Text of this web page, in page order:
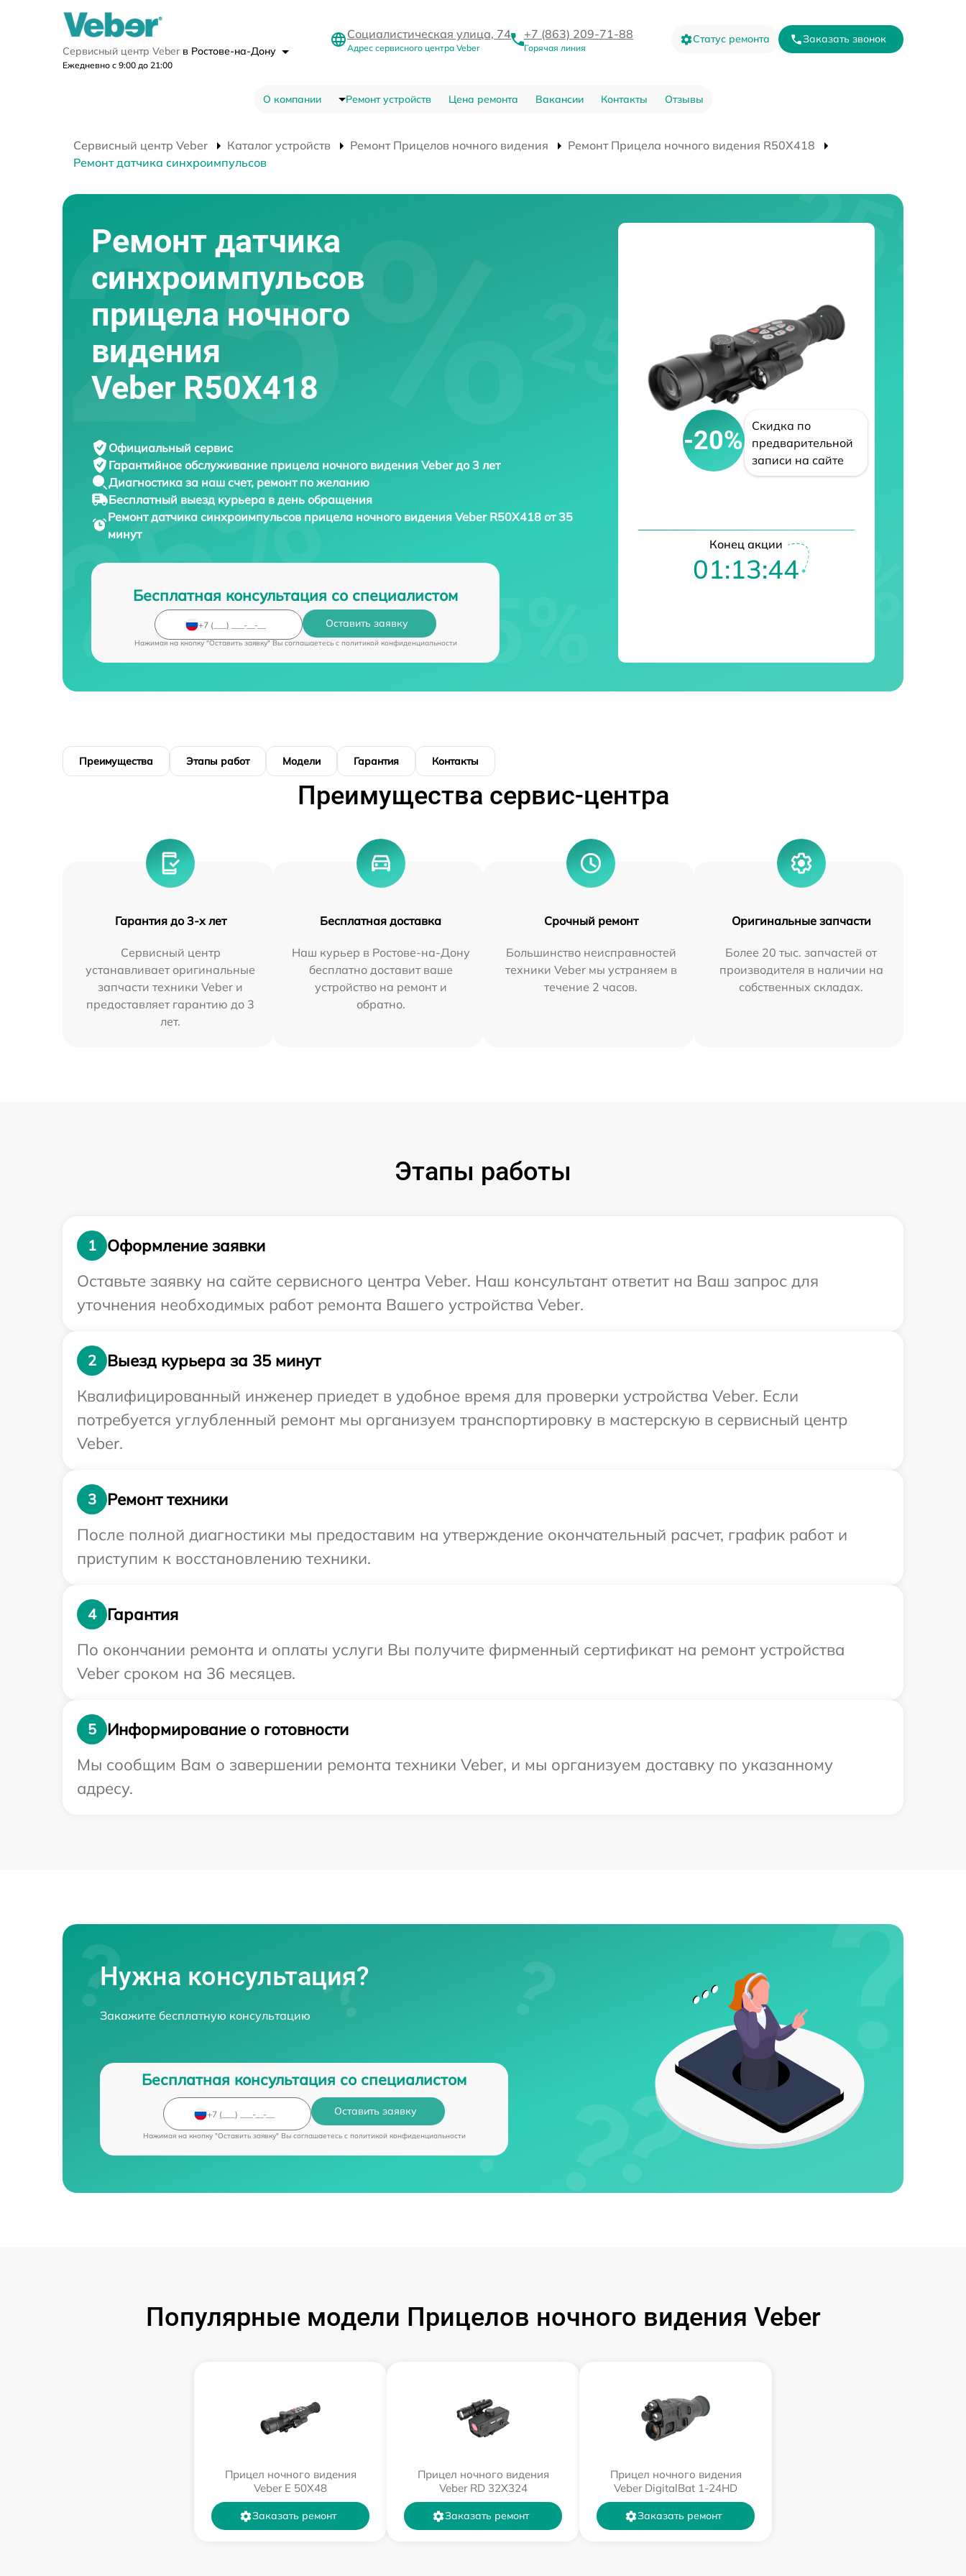
Сервисный центр Veber в Ростове-на-Дону
Ежедневно с 9:00 до 21:00
Социалистическая улица, 74
Адрес сервисного центра Veber
+7 (863) 209-71-88
Горячая линия
Статус ремонта Заказать звонок
О компании Ремонт устройств Цена ремонта Вакансии Контакты Отзывы
Сервисный центр Veber Каталог устройств Ремонт Прицелов ночного видения
Ремонт Прицела ночного видения R50X418
Ремонт датчика синхроимпульсов
Ремонт датчика
синхроимпульсов
прицела ночного
видения
Veber R50X418
Официальный сервис
Гарантийное обслуживание прицела ночного видения Veber до 3 лет
Диагностика за наш счет, ремонт по желанию
Бесплатный выезд курьера в день обращения
Ремонт датчика синхроимпульсов прицела ночного виденияVeber R50X418 от 35
минут
Бесплатная консультация со специалистом
Оставить заявку
Нажимая на кнопку "Оставить заявку" Вы соглашаетесь c политикой конфиденциальности
-20%
Скидка по
предварительной
записи на сайте
Конец акции
01:13:42
Преимущества Этапы работ Модели Гарантия Контакты
Преимущества сервис-центра
Гарантия до 3-х лет
Сервисный центр
устанавливает оригинальные
запчасти техники Veber и
предоставляет гарантию до 3
лет.
Бесплатная доставка
Наш курьер в Ростове-на-Дону
бесплатно доставит ваше
устройство на ремонт и
обратно.
Срочный ремонт
Большинство неисправностей
техники Veber мы устраняем в
течение 2 часов.
Оригинальные запчасти
Более 20 тыс. запчастей от
производителя в наличии на
собственных складах.
Этапы работы
1
Оформление заявки
Оставьте заявку на сайте сервисного центра Veber. Наш консультант ответит на Ваш запрос для
уточнения необходимых работ ремонта Вашего устройства Veber.
2
Выезд курьера за 35 минут
Квалифицированный инженер приедет в удобное время для проверки устройства Veber. Если
потребуется углубленный ремонт мы организуем транспортировку в мастерскую в сервисный центр
Veber.
3
Ремонт техники
После полной диагностики мы предоставим на утверждение окончательный расчет, график работ и
приступим к восстановлению техники.
4
Гарантия
По окончании ремонта и оплаты услуги Вы получите фирменный сертификат на ремонт устройства
Veber сроком на 36 месяцев.
5
Информирование о готовности
Мы сообщим Вам о завершении ремонта техники Veber, и мы организуем доставку по указанному
адресу.
Нужна консультация?
Закажите бесплатную консультацию
Бесплатная консультация со специалистом
Оставить заявку
Нажимая на кнопку "Оставить заявку" Вы соглашаетесь c политикой конфиденциальности
Популярные модели Прицелов ночного видения Veber
Прицел ночного видения
Veber E 50X48
Заказать ремонт
Прицел ночного видения
Veber RD 32X324
Заказать ремонт
Прицел ночного видения
Veber DigitalBat 1-24HD
Заказать ремонт